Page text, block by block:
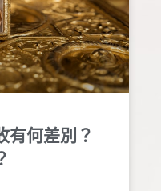
有何差別？